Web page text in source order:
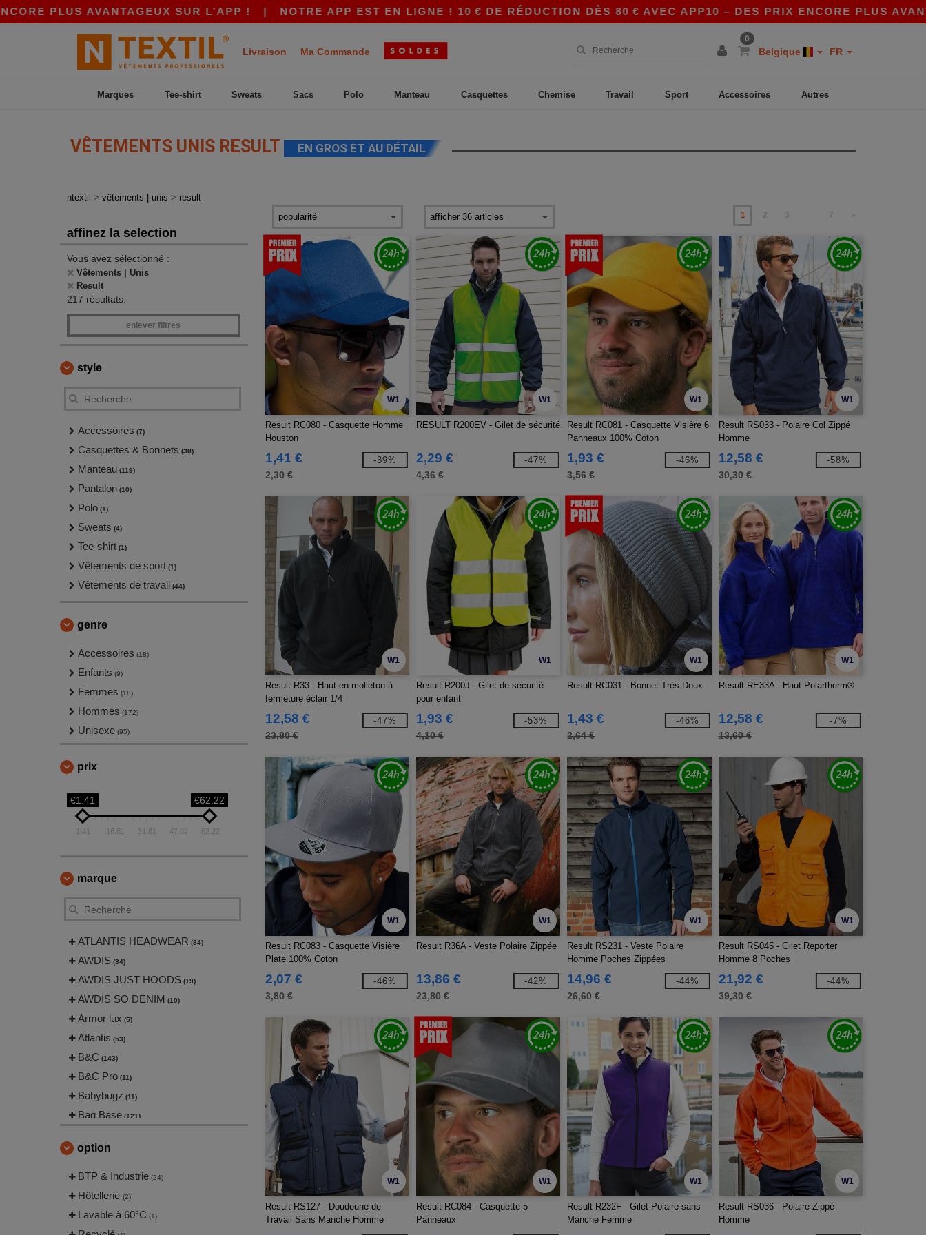
SUR L’APP !|NOTRE APP EST EN LIGNE ! 10 € DE RÉDUCTION DÈS 80 € AVEC APP10 – DES PRIX ENCORE PLUS AVANTAGEUX
Livraison Ma Commande
0
Belgique FR
Marques Tee-shirt Sweats Sacs Polo Manteau Casquettes Chemise Travail Sport Accessoires Autres
VÊTEMENTS UNIS RESULT EN GROS ET AU DÉTAIL
ntextil > vêtements | unis > result
affinez la selection
Vous avez sélectionné :
Vêtements | Unis
Result
217 résultats.
enlever filtres
style
Accessoires (7)
Casquettes & Bonnets (30)
Manteau (119)
Pantalon (10)
Polo (1)
Sweats (4)
Tee-shirt (1)
Vêtements de sport (1)
Vêtements de travail (44)
genre
Accessoires (18)
Enfants (9)
Femmes (18)
Hommes (172)
Unisexe (95)
prix
€1.41 €62.22
1.41 16.61 31.81 47.02 62.22
marque
ATLANTIS HEADWEAR (84)
AWDIS (34)
AWDIS JUST HOODS (19)
AWDIS SO DENIM (10)
Armor lux (5)
Atlantis (53)
B&C (143)
B&C Pro (11)
Babybugz (11)
Bag Base (121)
Bella+Canvas
Black&Match (18)
Build Your Brand
Craghoppers (2)
ECOLOGIE
option
BTP & Industrie (24)
Hôtellerie (2)
Lavable à 60°C (1)
1 2 3 7 »
W1
Result RC080 - Casquette Homme
Houston
1,41 €
2,30 €
-39%
W1
RESULT R200EV - Gilet de sécurité
2,29 €
4,36 €
-47%
W1
Result RC081 - Casquette Visière 6
Panneaux 100% Coton
1,93 €
3,56 €
-46%
W1
Result RS033 - Polaire Col Zippé
Homme
12,58 €
30,30 €
-58%
W1
Result R33 - Haut en molleton à
fermeture éclair 1/4
12,58 €
23,80 €
-47%
W1
Result R200J - Gilet de sécurité
pour enfant
1,93 €
4,10 €
-53%
W1
Result RC031 - Bonnet Très Doux
1,43 €
2,64 €
-46%
W1
Result RE33A - Haut Polartherm®
12,58 €
13,60 €
-7%
W1
Result RC083 - Casquette Visière
Plate 100% Coton
2,07 €
3,80 €
-46%
W1
Result R36A - Veste Polaire Zippée
13,86 €
23,80 €
-42%
W1
Result RS231 - Veste Polaire
Homme Poches Zippées
14,96 €
26,60 €
-44%
W1
Result RS045 - Gilet Reporter
Homme 8 Poches
21,92 €
39,30 €
-44%
W1
Result RS127 - Doudoune de
Travail Sans Manche Homme
W1
Result RC084 - Casquette 5
Panneaux
W1
Result R232F - Gilet Polaire sans
Manche Femme
W1
Result RS036 - Polaire Zippé
Homme